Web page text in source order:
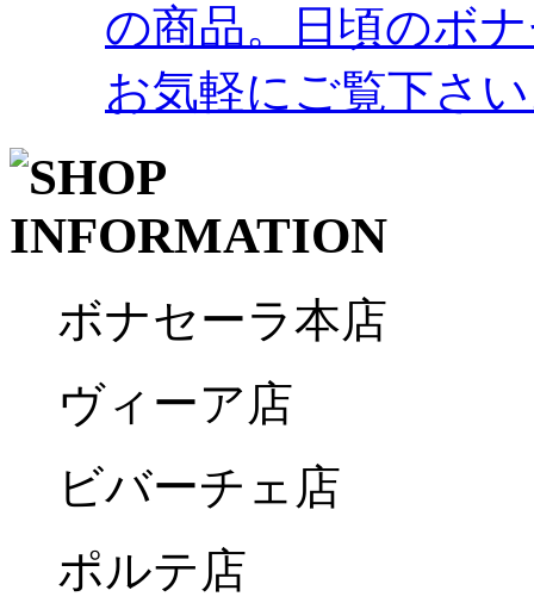
の商品。日頃のボ
お気軽にご覧下さ
ボナセーラ本店
ヴィーア店
ビバーチェ店
ポルテ店